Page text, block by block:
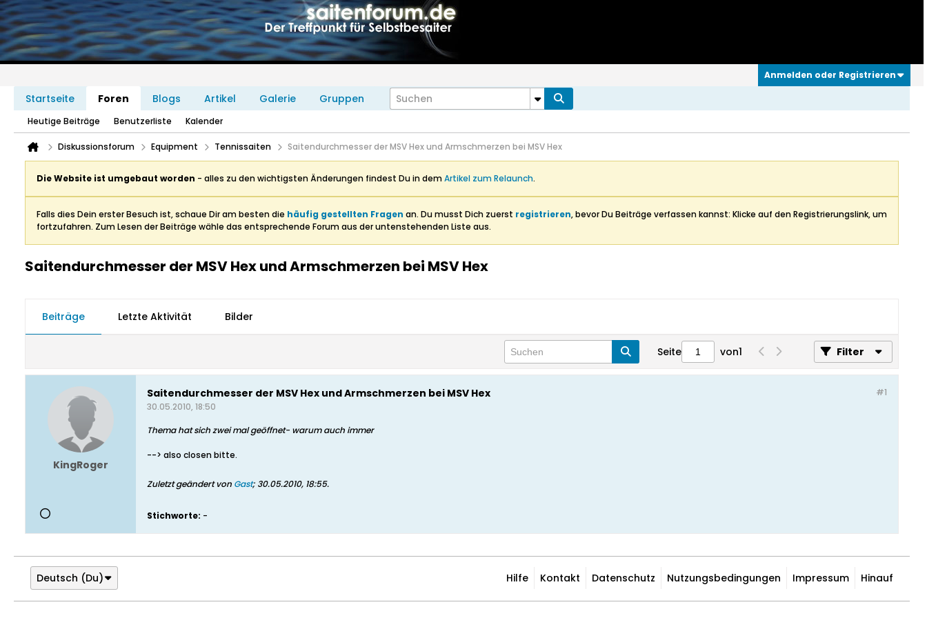
Anmelden oder Registrieren
Startseite Foren Blogs Artikel Galerie Gruppen
Heutige Beiträge Benutzerliste Kalender
Diskussionsforum Equipment Tennissaiten Saitendurchmesser der MSV Hex und Armschmerzen bei MSV Hex
Die Website ist umgebaut worden - alles zu den wichtigsten Änderungen findest Du in demArtikel zum Relaunch.
Falls dies Dein erster Besuch ist, schaue Dir am besten die häufig gestellten Fragen an. Du musst Dich zuerst registrieren, bevor Du Beiträge verfassen kannst: Klicke auf den Registrierungslink, um
fortzufahren. Zum Lesen der Beiträge wähle das entsprechende Forum aus der untenstehenden Liste aus.
Saitendurchmesser der MSV Hex und Armschmerzen bei MSV Hex
Beiträge Letzte Aktivität Bilder
Seite von1 Filter
KingRoger
#1
Saitendurchmesser der MSV Hex und Armschmerzen bei MSV Hex
30.05.2010, 18:50
Thema hat sich zwei mal geöffnet- warum auch immer
--> also closen bitte.
Zuletzt geändert von Gast; 30.05.2010, 18:55.
Stichworte: -
Deutsch (Du) Hilfe Kontakt Datenschutz Nutzungsbedingungen Impressum Hinauf